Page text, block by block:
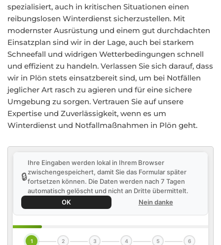
spezialisiert, auch in kritischen Situationen einen
reibungslosen Winterdienst sicherzustellen. Mit
modernster Ausrüstung und einem gut durchdachten
Einsatzplan sind wir in der Lage, auch bei starkem
Schneefall und widrigen Wetterbedingungen schnell
und effizient zu handeln. Verlassen Sie sich darauf, dass
wir in Plön stets einsatzbereit sind, um bei Notfällen
jeglicher Art rasch zu agieren und für eine sichere
Umgebung zu sorgen. Vertrauen Sie auf unsere
Expertise und Zuverlässigkeit, wenn es um
Winterdienst und Notfallmaßnahmen in Plön geht.
🔒
Ihre Eingaben werden lokal in Ihrem Browser
zwischengespeichert, damit Sie das Formular später
fortsetzen können. Die Daten werden nach 7 Tagen
automatisch gelöscht und nicht an Dritte übermittelt.
OK
Nein danke
1 2 3 4 5 6